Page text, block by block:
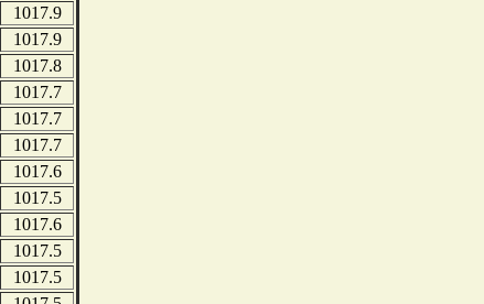
1017.9
1017.9
1017.8
1017.7
1017.7
1017.7
1017.6
1017.5
1017.6
1017.5
1017.5